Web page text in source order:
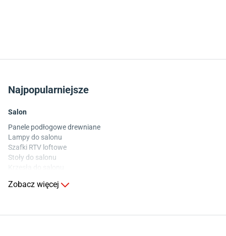
Najpopularniejsze
Salon
Panele podłogowe drewniane
Lampy do salonu
Szafki RTV loftowe
Stoły do salonu
Stoły do kuchni
Zobacz więcej